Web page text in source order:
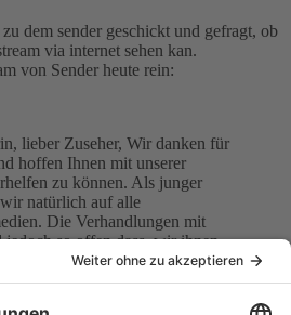
dem sender geschickt und gefragt, ob
via internet sehen kan.
von Sender heute rein:
lieber Zuseher, Wir danken für
hoffen Ihnen mit unserer
zu können. Als junger
wir natürlich auf alle
Die Verhandlungen mit
jedoch so offen dass, wir ihnen
können wann sie uns über das
Mit Bedauern, aber